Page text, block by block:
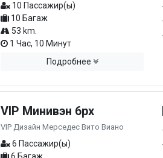
10 Пассажир(ы)
10 Багаж
53 km.
1 Час, 10 Минут
Подробнее
VIP Минивэн 6px
VIP Дизайн Мерседес Вито Виано
6 Пассажир(ы)